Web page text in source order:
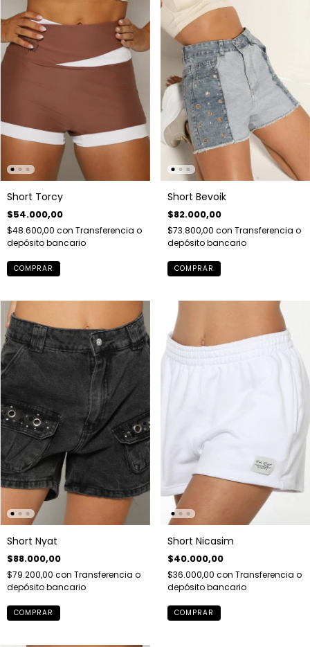
Short Torcy
$54.000,00
$48.600,00 con Transferencia o
depósito bancario
COMPRAR
Short Bevoik
$82.000,00
$73.800,00 con Transferencia o
depósito bancario
COMPRAR
Short Nyat
$88.000,00
$79.200,00 con Transferencia o
depósito bancario
COMPRAR
Short Nicasim
$40.000,00
$36.000,00 con Transferencia o
depósito bancario
COMPRAR